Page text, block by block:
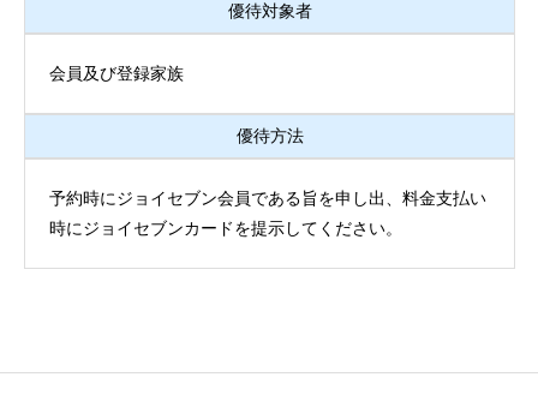
優待対象者
会員及び登録家族
優待方法
予約時にジョイセブン会員である旨を申し出、料金支払い
時にジョイセブンカードを提示してください。